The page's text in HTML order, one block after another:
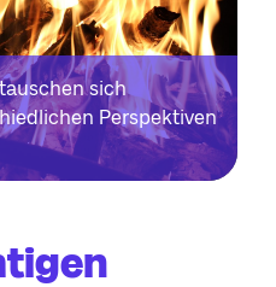
sich
Perspektiven